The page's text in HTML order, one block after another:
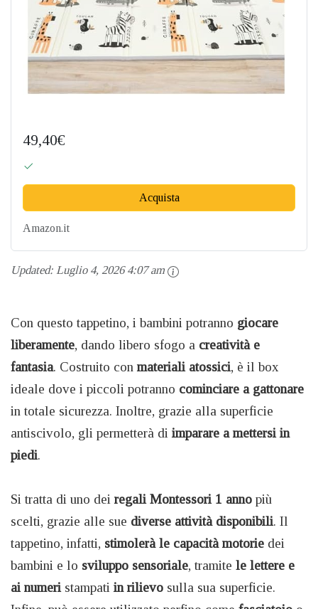
49,40€
Acquista
Amazon.it
Updated: Luglio 4, 2026 4:07 am
Con questo tappetino, i bambini potranno giocare
liberamente, dando libero sfogo a creatività e
fantasia. Costruito con materiali atossici, è il box
ideale dove i piccoli potranno cominciare a gattonare
in totale sicurezza. Inoltre, grazie alla superficie
antiscivolo, gli permetterà di imparare a mettersi in
piedi.
Si tratta di uno dei regali Montessori 1 anno più
scelti, grazie alle sue diverse attività disponibili. Il
tappetino, infatti, stimolerà le capacità motorie dei
bambini e lo sviluppo sensoriale, tramite le lettere e
ai numeri stampati in rilievo sulla sua superficie.